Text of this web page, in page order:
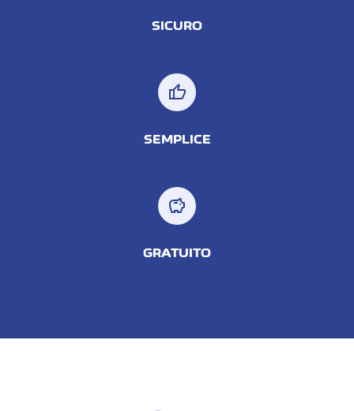
SICURO
thumb_up
SEMPLICE
savings
GRATUITO